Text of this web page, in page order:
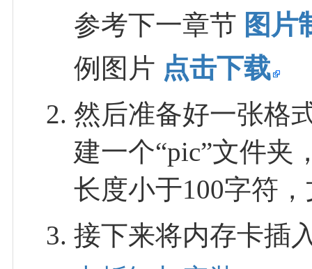
参考下一章节 图片
例图片 点击下载
然后准备好一张格
建一个“pic”文件夹
长度小于100字符
接下来将内存卡插